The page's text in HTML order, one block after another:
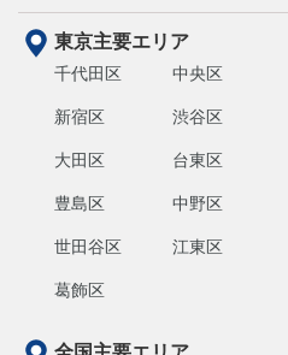
東京主要エリア
千代田区 中央区
新宿区 渋谷区
大田区 台東区
豊島区 中野区
世田谷区 江東区
葛飾区